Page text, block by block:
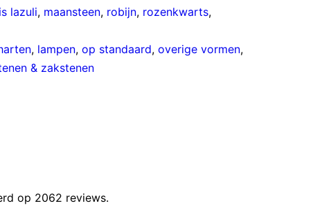
lazuli, maansteen, robijn, rozenkwarts,
, lampen, op standaard, overige vormen,
& zakstenen
op 2062 reviews.